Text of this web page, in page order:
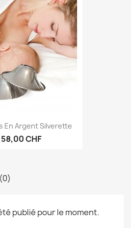
En Argent Silverette
58,00 CHF
publié pour le moment.